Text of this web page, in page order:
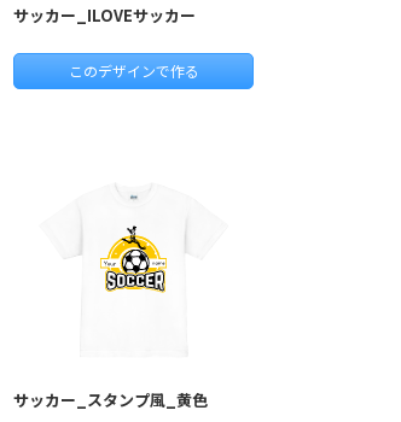
サッカー_ILOVEサッカー
このデザインで作る
サッカー_スタンプ風_黄色